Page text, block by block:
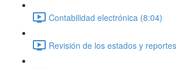
Contabilidad electrónica (8:04)
Revisión de los estados y